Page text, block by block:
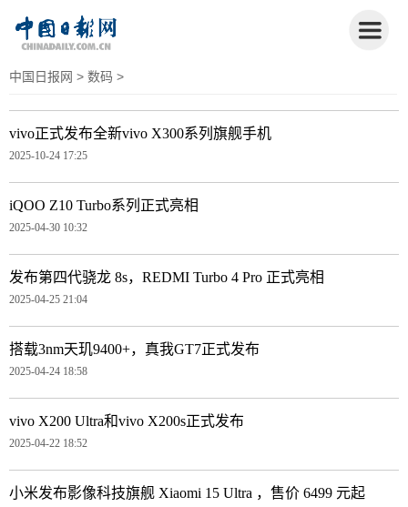
中国日报网 > 数码 >
vivo正式发布全新vivo X300系列旗舰手机
2025-10-24 17:25
iQOO Z10 Turbo系列正式亮相
2025-04-30 10:32
发布第四代骁龙 8s，REDMI Turbo 4 Pro 正式亮相
2025-04-25 21:04
搭载3nm天玑9400+，真我GT7正式发布
2025-04-24 18:58
vivo X200 Ultra和vivo X200s正式发布
2025-04-22 18:52
小米发布影像科技旗舰 Xiaomi 15 Ultra ，售价 6499 元起